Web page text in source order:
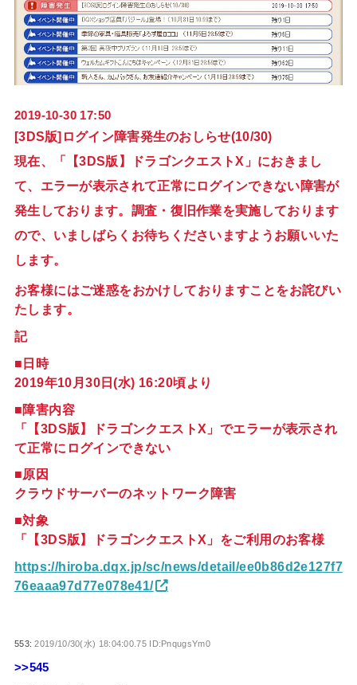
2019-10-30 17:50
[3DS版]ログイン障害発生のおしらせ(10/30)
現在、「【3DS版】ドラゴンクエストX」におきまし
て、エラーが表示されて正常にログインできない障害が
発生しております。調査・復旧作業を実施しております
ので、いましばらくお待ちくださいますようお願いいた
します。
お客様にはご迷惑をおかけしておりますことをお詫びい
たします。
記
■日時
2019年10月30日(水) 16:20頃より
■障害内容
「【3DS版】ドラゴンクエストX」でエラーが表示され
て正常にログインできない
■原因
クラウドサーバーのネットワーク障害
■対象
「【3DS版】ドラゴンクエストX」をご利用のお客様
https://hiroba.dqx.jp/sc/news/detail/ee0b86d2e127f7
76eaaa97d77e078e41/
553:2019/10/30(水) 18:04:00.75 ID:PnqugsYm0
>>545